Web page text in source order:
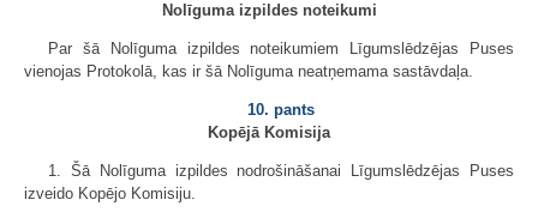
Nolīguma izpildes noteikumi
Par šā Nolīguma izpildes noteikumiem Līgumslēdzējas Puses
vienojas Protokolā, kas ir šā Nolīguma neatņemama sastāvdaļa.
10. pants
Kopējā Komisija
1. Šā Nolīguma izpildes nodrošināšanai Līgumslēdzējas Puses
izveido Kopējo Komisiju.